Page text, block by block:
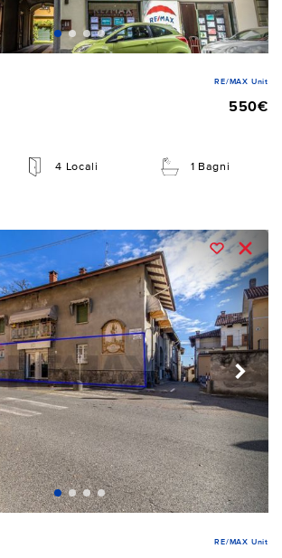
RE/MAX Unit
550€
4 Locali 1 Bagni
RE/MAX Unit